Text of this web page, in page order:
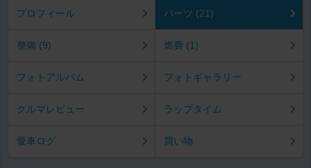
プロフィール パーツ (21)
整備 (9) 燃費 (1)
フォトアルバム フォトギャラリー
クルマレビュー ラップタイム
愛車ログ 買い物